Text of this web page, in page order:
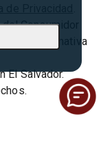
Consumidor
con la normativa
El Salvador.